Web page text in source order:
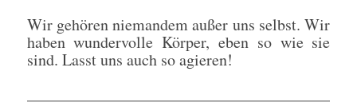
Wir gehören niemandem außer uns selbst. Wir
haben wundervolle Körper, eben so wie sie
sind. Lasst uns auch so agieren!